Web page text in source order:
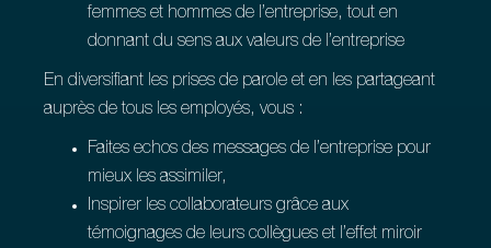
femmes et hommes de l’entreprise, tout en
donnant du sens aux valeurs de l’entreprise
En diversifiant les prises de parole et en les partageant
auprès de tous les employés, vous :
Faites echos des messages de l’entreprise pour
mieux les assimiler,
Inspirer les collaborateurs grâce aux
témoignages de leurs collègues et l’effet miroir